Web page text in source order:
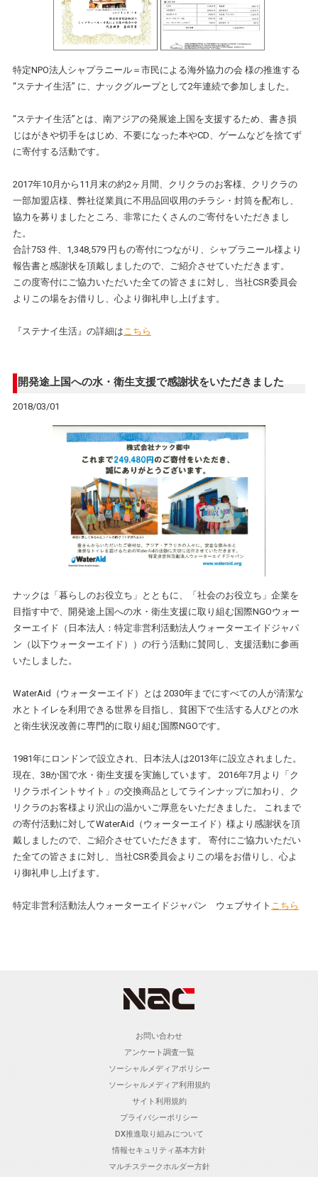
特定NPO法人シャプラニール＝市民による海外協力の会 様の推進する
“ステナイ生活” に、ナックグループとして2年連続で参加しました。
“ステナイ生活”とは、南アジアの発展途上国を支援するため、書き損
じはがきや切手をはじめ、不要になった本やCD、ゲームなどを捨てず
に寄付する活動です。
2017年10月から11月末の約2ヶ月間、クリクラのお客様、クリクラの
一部加盟店様、弊社従業員に不用品回収用のチラシ・封筒を配布し、
協力を募りましたところ、非常にたくさんのご寄付をいただきまし
た。
合計753 件、1,348,579 円もの寄付につながり、シャプラニール様より
報告書と感謝状を頂戴しましたので、ご紹介させていただきます。
この度寄付にご協力いただいた全ての皆さまに対し、当社CSR委員会
よりこの場をお借りし、心より御礼申し上げます。
『ステナイ生活』の詳細は こちら
開発途上国への水・衛生支援で感謝状をいただきました
2018/03/01
ナックは「暮らしのお役立ち」とともに、「社会のお役立ち」企業を
目指す中で、開発途上国への水・衛生支援に取り組む国際NGOウォー
ターエイド（日本法人：特定非営利活動法人ウォーターエイドジャパ
ン（以下ウォーターエイド））の行う活動に賛同し、支援活動に参画
いたしました。
WaterAid（ウォーターエイド）とは 2030年までにすべての人が清潔な
水とトイレを利用できる世界を目指し、貧困下で生活する人びとの水
と衛生状況改善に専門的に取り組む国際NGOです。
1981年にロンドンで設立され、日本法人は2013年に設立されました。
現在、38か国で水・衛生支援を実施しています。 2016年7月より「ク
リクラポイントサイト」の交換商品としてラインナップに加わり、ク
リクラのお客様より沢山の温かいご厚意をいただきました。 これまで
の寄付活動に対してWaterAid（ウォーターエイド）様より感謝状を頂
戴しましたので、ご紹介させていただきます。 寄付にご協力いただい
た全ての皆さまに対し、当社CSR委員会よりこの場をお借りし、心よ
り御礼申し上げます。
特定非営利活動法人ウォーターエイドジャパン ウェブサイト こちら
お問い合わせ
アンケート調査一覧
ソーシャルメディアポリシー
ソーシャルメディア利用規約
サイト利用規約
プライバシーポリシー
DX推進取り組みについて
情報セキュリティ基本方針
マルチステークホルダー方針